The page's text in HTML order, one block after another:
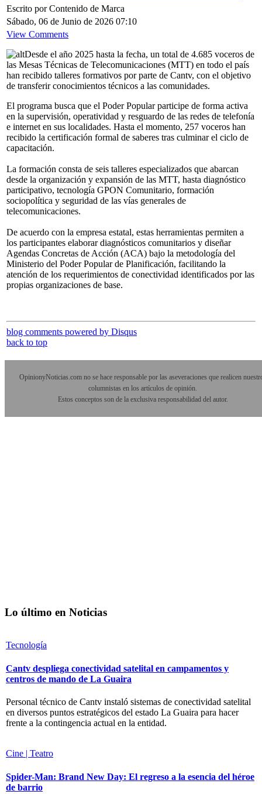
Escrito por Contenido de Marca
Sábado, 06 de Junio de 2026 07:10
View Comments
Desde el año 2025 hasta la fecha, un total de 4.685 voceros de
las Mesas Técnicas de Telecomunicaciones (MTT) en todo el país
han recibido talleres formativos por parte de Cantv, con el objetivo
de transferir conocimientos técnicos a las comunidades.
El programa busca que el Poder Popular participe de forma activa
en la supervisión, operatividad y resguardo de las redes de telefonía
e internet en sus localidades. Hasta el momento, 257 voceros han
recibido la certificación formal de saberes tras culminar el ciclo de
capacitación.
La formación consta de seis talleres especializados que abarcan
desde la organización y expansión de las MTT, hasta diagnóstico
participativo, tecnología GPON Comunitario, formación
sociopolítica y seguridad de las vías generales de
telecomunicaciones.
De acuerdo con la empresa estatal, estas herramientas permiten a
los participantes elaborar diagnósticos comunitarios y diseñar
Agendas Concretas de Acción (ACA) bajo la metodología del
Ministerio del Poder Popular de Planificación, facilitando la
atención de los requerimientos de conectividad identificados por las
propias organizaciones de base.
blog comments powered by Disqus
back to top
OpinionyNoticias.com no se hace responsable por las aseveraciones que realicen
columnistas en los artículos de opinión.
Estos conceptos son de la exclusiva responsabilidad del autor.
Lo último en Noticias
Tecnología
Cantv despliega conectividad satelital en campamentos y
centros de mando de La Guaira
Personal técnico de Cantv instaló sistemas de conectividad satelital
en diversos puntos estratégicos del estado La Guaira para hacer
frente a la contingencia actual en la entidad.
Cine | Teatro
Spider-Man: Brand New Day: El regreso a la esencia del héroe
de barrio